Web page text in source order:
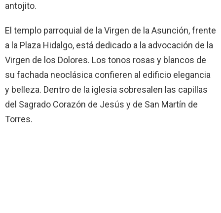
antojito.
El templo parroquial de la Virgen de la Asunción, frente
a la Plaza Hidalgo, está dedicado a la advocación de la
Virgen de los Dolores. Los tonos rosas y blancos de
su fachada neoclásica confieren al edificio elegancia
y belleza. Dentro de la iglesia sobresalen las capillas
del Sagrado Corazón de Jesús y de San Martín de
Torres.